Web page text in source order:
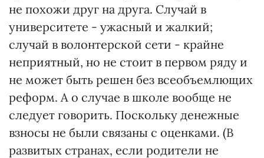
не похожи друг на друга. Случай в
университете - ужасный и жалкий;
случай в волонтерской сети - крайне
неприятный, но не стоит в первом ряду и
не может быть решен без всеобъемлющих
реформ. А о случае в школе вообще не
следует говорить. Поскольку денежные
взносы не были связаны с оценками. (В
развитых странах, если родители не